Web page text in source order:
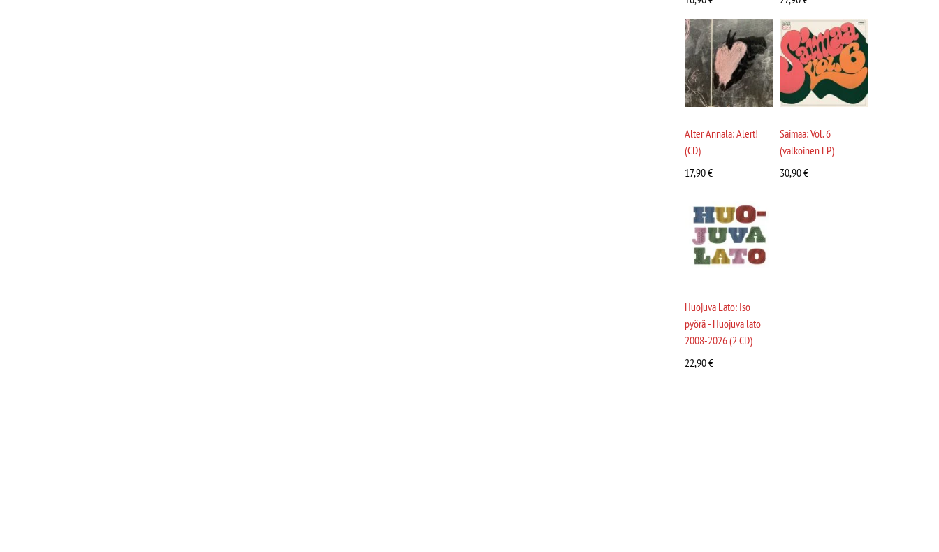
Alter Annala: Alert!
(CD)
17,90€
Saimaa: Vol. 6
(valkoinen LP)
30,90€
Huojuva Lato: Iso
pyörä - Huojuva lato
2008-2026 (2 CD)
22,90€